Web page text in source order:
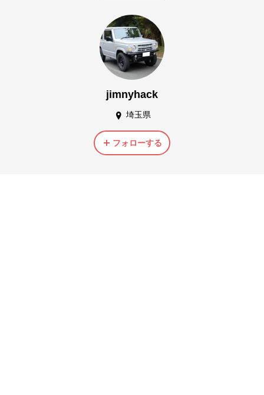
jimnyhack
埼玉県
フォローする